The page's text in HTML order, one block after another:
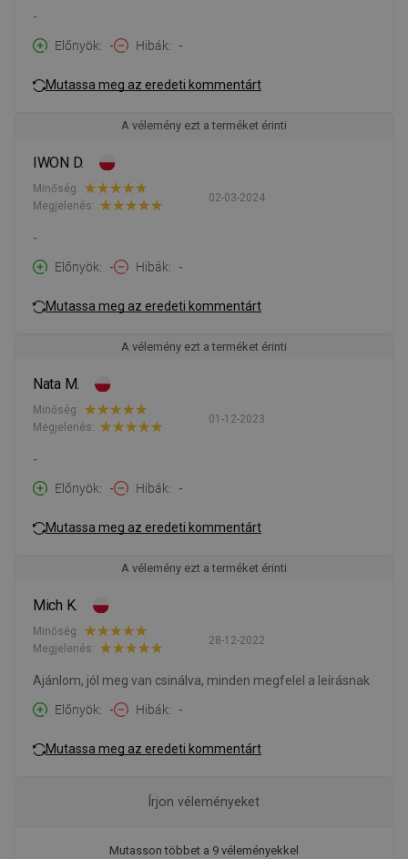
-
Előnyök
- Hibák -
Mutassa meg az eredeti kommentárt
A vélemény ezt a terméket érinti
IWON D.
02-03-2024
Minőség:
Megjelenés:
-
Előnyök
- Hibák -
Mutassa meg az eredeti kommentárt
A vélemény ezt a terméket érinti
Nata M.
01-12-2023
Minőség:
Megjelenés:
-
Előnyök
- Hibák -
Mutassa meg az eredeti kommentárt
A vélemény ezt a terméket érinti
Mich K.
28-12-2022
Minőség:
Megjelenés:
Ajánlom, jól meg van csinálva, minden megfelel a leírásnak
Előnyök
- Hibák -
Mutassa meg az eredeti kommentárt
Mutasson többet a 9 véleményekkel
Írjon véleményeket